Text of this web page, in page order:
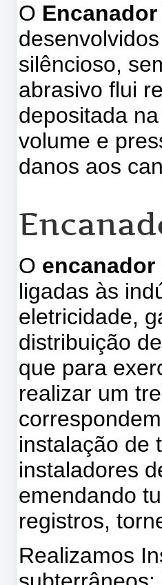
O
silêncioso,
abrasivo flui
depositada
volume e
danos aos
O encanador
ligadas às
eletricidade,
distribuição
que para
realizar um
instalação de
instaladores
emendando
registros,
Realizamos